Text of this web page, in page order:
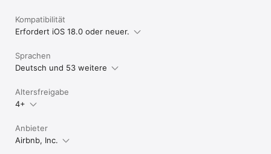
Kompatibilität
Erfordert iOS 18.0 oder neuer.
Sprachen
Deutsch und 53 weitere
Altersfreigabe
4+
Anbieter
Airbnb, Inc.